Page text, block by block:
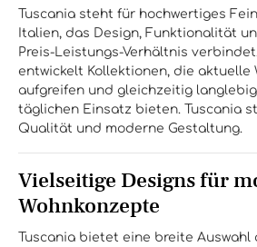
Tuscania steht für hochwertiges
Italien, das Design, Funktionalität
Preis-Leistungs-Verhältnis
entwickelt Kollektionen, die aktuelle
aufgreifen und gleichzeitig
täglichen Einsatz bieten. Tuscania
Qualität und moderne Gestaltung.
Vielseitige Designs für
Wohnkonzepte
Tuscania bietet eine breite Auswahl